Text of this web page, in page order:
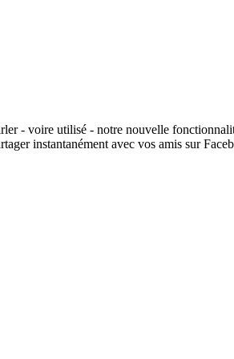
- voire utilisé - notre nouvelle
instantanément avec vos amis sur